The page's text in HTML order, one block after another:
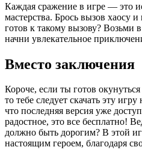
Каждая сражение в игре — это
мастерства. Брось вызов хаосу
готов к такому вызову? Возьми
начни увлекательное
Вместо заключения
Короче, если ты готов
то тебе следует скачать эту
что последняя версия уже
радостное, это все бесплатно!
должно быть дорогим? В этой
настоящим героем, благодаря